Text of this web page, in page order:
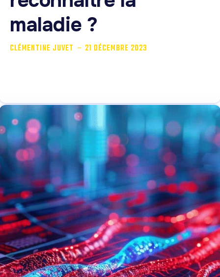
maladie ?
CLÉMENTINE JUVET - 21 DÉCEMBRE 2023